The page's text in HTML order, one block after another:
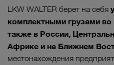
LKW WALTER берет на себя
комплектными грузами
также в России,
Африке и на Ближнем
местонахождения